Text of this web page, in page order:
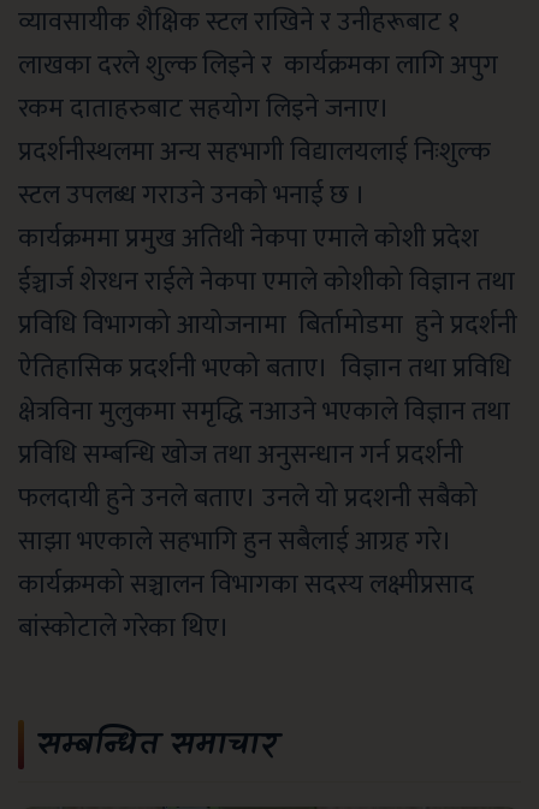
व्यावसायीक शैक्षिक स्टल राखिने र उनीहरूबाट १
लाखका दरले शुल्क लिइने र कार्यक्रमका लागि अपुग
रकम दाताहरुबाट सहयोग लिइने जनाए।
प्रदर्शनीस्थलमा अन्य सहभागी विद्यालयलाई निःशुल्क
स्टल उपलब्ध गराउने उनको भनाई छ ।
कार्यक्रममा प्रमुख अतिथी नेकपा एमाले कोशी प्रदेश
ईञ्चार्ज शेरधन राईले नेकपा एमाले कोशीको विज्ञान तथा
प्रविधि विभागको आयोजनामा बिर्तामोडमा हुने प्रदर्शनी
ऐतिहासिक प्रदर्शनी भएको बताए। विज्ञान तथा प्रविधि
क्षेत्रविना मुलुकमा समृद्धि नआउने भएकालेविज्ञान तथा
प्रविधि सम्बन्धि खोज तथा अनुसन्धान गर्नप्रदर्शनी
फलदायी हुने उनले बताए। उनले यो प्रदशनी सबैको
साझा भएकालेसहभागि हुन सबैलाई आग्रह गरे।
कार्यक्रमको सञ्चालन विभागका सदस्य लक्ष्मीप्रसाद
बांस्कोटाले गरेका थिए।
सम्बन्धित समाचार